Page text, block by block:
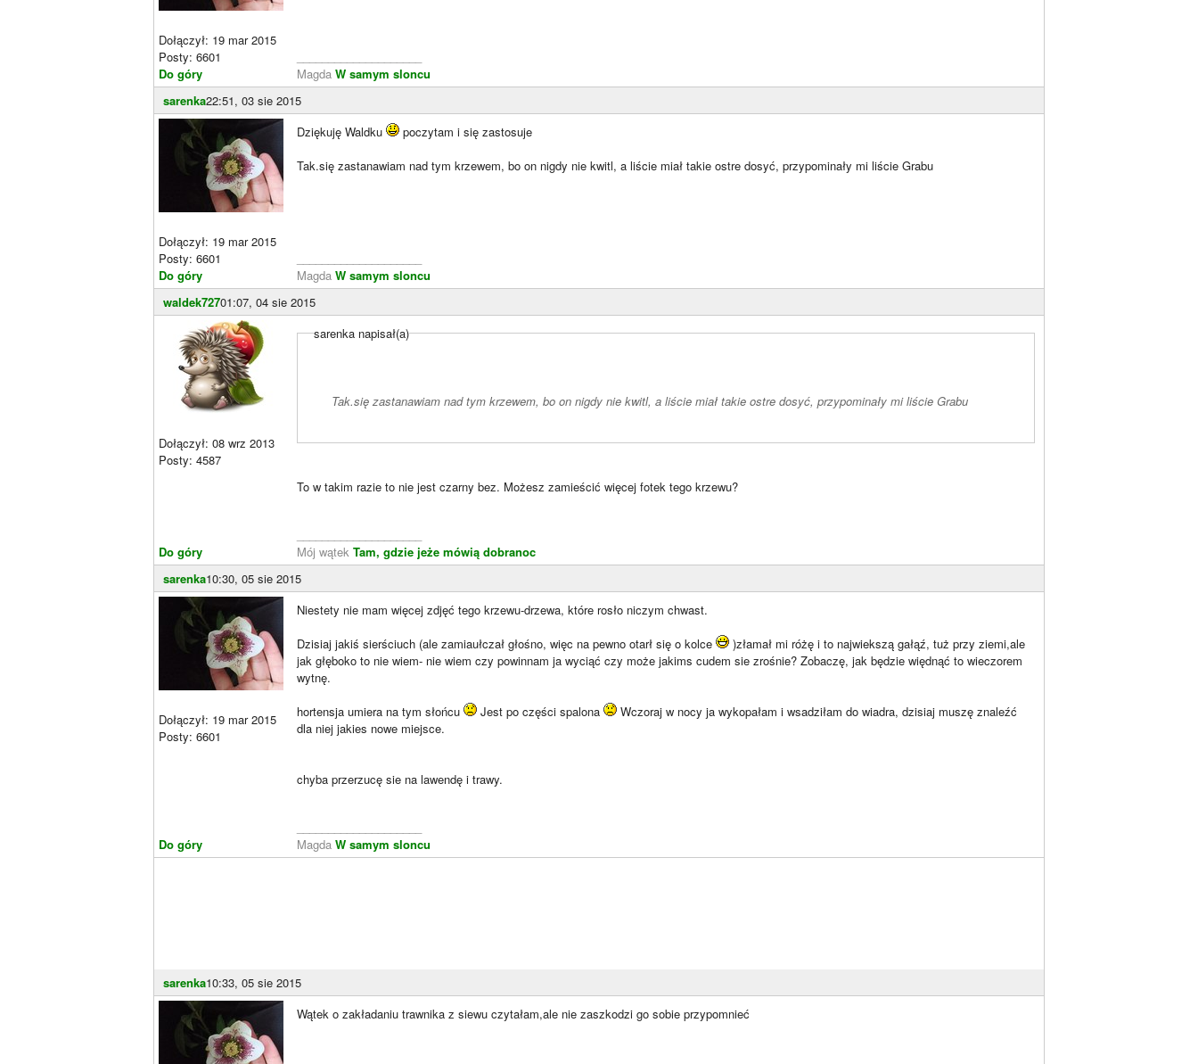
Dołączył: 19 mar 2015
Posty: 6601
Do góry
Magda W samym sloncu
sarenka22:51, 03 sie 2015
Dołączył: 19 mar 2015
Posty: 6601
Do góry
Dziękuję Waldku
poczytam i się zastosuje
Tak.się zastanawiam nad tym krzewem, bo on nigdy nie kwitl, a liście miał takie ostre dosyć, przypominały mi liście Grabu
Magda W samym sloncu
waldek72701:07, 04 sie 2015
Dołączył: 08 wrz 2013
Posty: 4587
Do góry
sarenka napisał(a)
Tak.się zastanawiam nad tym krzewem, bo on nigdy nie kwitl, a liście miał takie ostre dosyć, przypominały mi liście Grabu
To w takim razie to nie jest czarny bez. Możesz zamieścić więcej fotek tego krzewu?
Mój wątek Tam, gdzie jeże mówią dobranoc
sarenka10:30, 05 sie 2015
Dołączył: 19 mar 2015
Posty: 6601
Do góry
Niestety nie mam więcej zdjęć tego krzewu-drzewa, które rosło niczym chwast.
Dzisiaj jakiś sierściuch (ale zamiaułczał głośno, więc na pewno otarł się o kolce
)złamał mi różę i to najwiekszą gałąź, tuż przy ziemi,ale
jak głęboko to nie wiem- nie wiem czy powinnam ja wyciąć czy może jakims cudem sie zrośnie? Zobaczę, jak będzie więdnąć to wieczorem
wytnę.
hortensja umiera na tym słońcu
Jest po części spalona
Wczoraj w nocy ja wykopałam i wsadziłam do wiadra, dzisiaj muszę znaleźć
dla niej jakies nowe miejsce.
chyba przerzucę sie na lawendę i trawy.
Magda W samym sloncu
sarenka10:33, 05 sie 2015
Wątek o zakładaniu trawnika z siewu czytałam,ale nie zaszkodzi go sobie przypomnieć